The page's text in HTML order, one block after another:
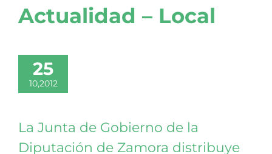
Actualidad – Local
25
10,2012
La Junta de Gobierno de la
Diputación de Zamora distribuye